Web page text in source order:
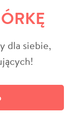
dla siebie,